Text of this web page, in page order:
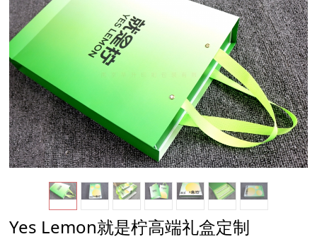
Yes Lemon就是柠高端礼盒定制